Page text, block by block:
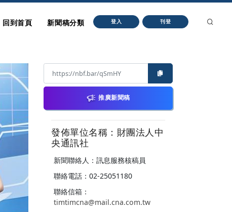
回到首頁 新聞稿分類 登入 刊登
推廣新聞稿
發佈單位名稱：財團法人中
央通訊社
新聞聯絡人：訊息服務核稿員
聯絡電話：02-25051180
聯絡信箱：
timtimcna@mail.cna.com.tw